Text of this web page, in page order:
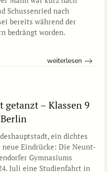
Schussenried nach
bereits während der
bedrängt worden.
weiterlesen
getanzt – Klassen 9
ein dichtes
neue Eindrücke: Die Neunt-
Gymnasiums
Juli eine Studienfahrt in